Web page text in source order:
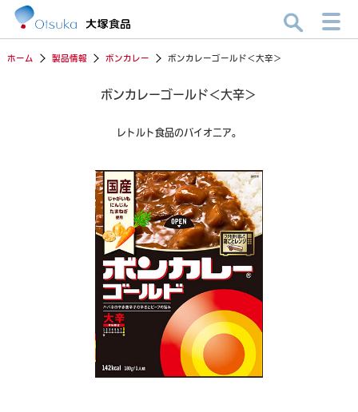
ホーム 製品情報 ボンカレー ボンカレーゴールド＜大辛＞
ボンカレーゴールド＜大辛＞
レトルト食品のパイオニア。